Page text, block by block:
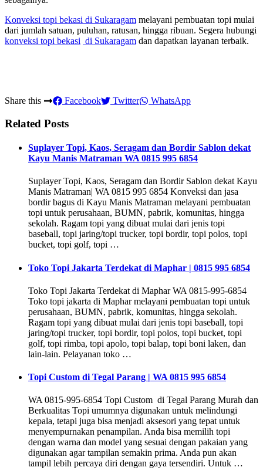
Konveksi topi bekasi di Sukaragam melayani pembuatan topi mulai
dari jumlah satuan, puluhan, ratusan, hingga ribuan. Segera hubungi
konveksi topi bekasi di Sukaragam dan dapatkan layanan terbaik.
Share this Facebook Twitter WhatsApp
Related Posts
Suplayer Topi, Kaos, Seragam dan Bordir Sablon dekat
Kayu Manis Matraman WA 0815 995 6854
Suplayer Topi, Kaos, Seragam dan Bordir Sablon dekat Kayu
Manis Matraman| WA 0815 995 6854 Konveksi dan jasa
bordir bagus di Kayu Manis Matraman melayani pembuatan
topi untuk perusahaan, BUMN, pabrik, komunitas, hingga
sekolah. Ragam topi yang dibuat mulai dari jenis topi
baseball, topi jaring/topi trucker, topi bordir, topi polos, topi
bucket, topi golf, topi …
Toko Topi Jakarta Terdekat di Maphar | 0815 995 6854
Toko Topi Jakarta Terdekat di Maphar WA 0815-995-6854
Toko topi jakarta di Maphar melayani pembuatan topi untuk
perusahaan, BUMN, pabrik, komunitas, hingga sekolah.
Ragam topi yang dibuat mulai dari jenis topi baseball, topi
jaring/topi trucker, topi bordir, topi polos, topi bucket, topi
golf, topi rimba, topi apolo, topi balap, topi boni laken, dan
lain-lain. Pelayanan toko …
Topi Custom di Tegal Parang | WA 0815 995 6854
WA 0815-995-6854 Topi Custom di Tegal Parang Murah dan
Berkualitas Topi umumnya digunakan untuk melindungi
kepala, tetapi juga bisa menjadi aksesori yang tepat untuk
menyempurnakan penampilan. Anda bisa memilih topi
dengan warna dan model yang sesuai dengan pakaian yang
digunakan agar tampilan semakin prima. Anda pun akan
tampil lebih percaya diri dengan gaya tersendiri. Untuk …